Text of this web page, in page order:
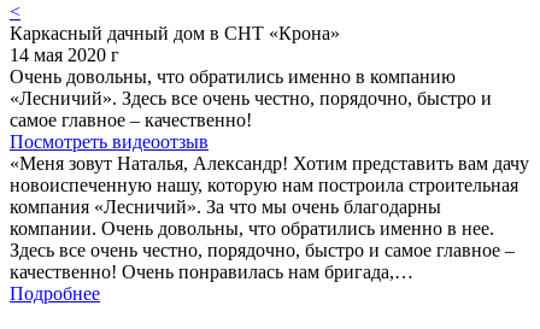
<
Каркасный дачный дом в СНТ «Крона»
14 мая 2020 г
Очень довольны, что обратились именно в компанию
«Лесничий». Здесь все очень честно, порядочно, быстро и
самое главное – качественно!
Посмотреть видеоотзыв
«Меня зовут Наталья, Александр! Хотим представить вам дачу
новоиспеченную нашу, которую нам построила строительная
компания «Лесничий». За что мы очень благодарны
компании. Очень довольны, что обратились именно в нее.
Здесь все очень честно, порядочно, быстро и самое главное –
качественно! Очень понравилась нам бригада,…
Подробнее